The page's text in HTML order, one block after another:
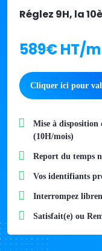
Réglez 9H, la
589€ HT/
Cliquer ici pour
Mise à disposition
(10H/mois)
Report du temps
Vos identifiants
Interrompez
Satisfait(e) ou